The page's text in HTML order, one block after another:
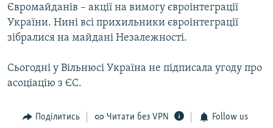
Євромайданів – акції на вимогу євроінтеграції
України. Нині всі прихильники євроінтеграції
зібралися на майдані Незалежності.
Сьогодні у Вільнюсі Україна не підписала угоду про
асоціацію з ЄС.
Поділитись Читати без VPN Follow us